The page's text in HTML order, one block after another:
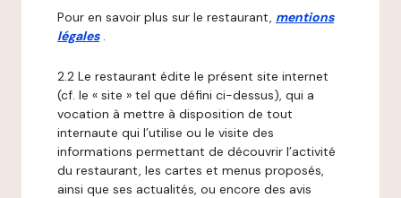
Pour en savoir plus sur le restaurant, mentions
légales .
2.2 Le restaurant édite le présent site internet
(cf. le « site » tel que défini ci-dessus), qui a
vocation à mettre à disposition de tout
internaute qui l’utilise ou le visite des
informations permettant de découvrir l’activité
du restaurant, les cartes et menus proposés,
ainsi que ses actualités, ou encore des avis